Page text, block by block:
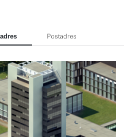
Postadres